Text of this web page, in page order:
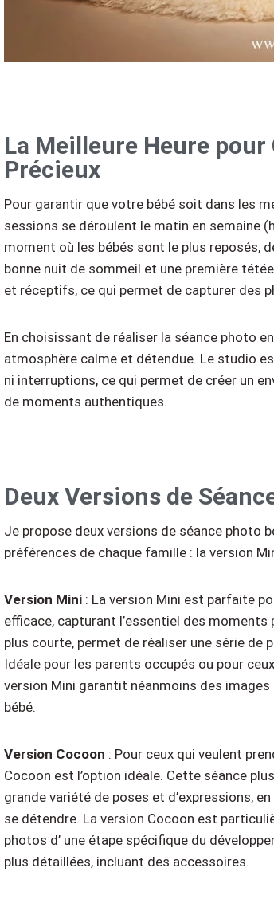
La Meilleure Heure
Précieux
Pour garantir que votre bébé soit dans les
sessions se déroulent le matin en semaine
moment où les bébés sont le plus reposés,
bonne nuit de sommeil et une première
et réceptifs, ce qui permet de capturer des
En choisissant de réaliser la séance photo
atmosphère calme et détendue. Le studio
ni interruptions, ce qui permet de créer un
de moments authentiques.
Deux Versions de
Je propose deux versions de séance photo
préférences de chaque famille : la version
Version Mini : La version Mini est parfaite
efficace, capturant l’essentiel des moments
plus courte, permet de réaliser une série de
Idéale pour les parents occupés ou pour
version Mini garantit néanmoins des
bébé.
Version Cocoon : Pour ceux qui veulent
Cocoon est l’option idéale. Cette séance
grande variété de poses et d’expressions,
se détendre. La version Cocoon est
photos d’ une étape spécifique du
plus détaillées, incluant des accessoires.